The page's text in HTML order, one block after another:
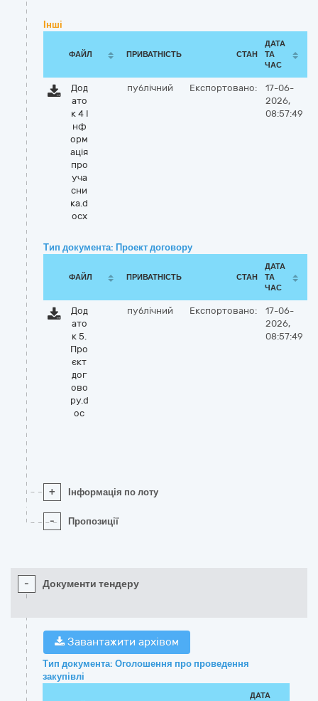
Інші
ФАЙЛ ПРИВАТНІСТЬ СТАН
ДАТА
ТА
ЧАС
Дод
ато
к 4 І
нф
орм
ація
про
уча
сни
ка.d
ocx
публічний Експортовано:
17-06-
2026,
08:57:49
Тип документа: Проект договору
ФАЙЛ ПРИВАТНІСТЬ СТАН
ДАТА
ТА
ЧАС
Дод
ато
к 5.
Про
єкт
дог
ово
ру.d
oc
публічний Експортовано:
17-06-
2026,
08:57:49
+ Інформація по лоту
- Пропозиції
- Документи тендеру
Завантажити архівом
Тип документа: Оголошення про проведення
закупівлі
ДАТА